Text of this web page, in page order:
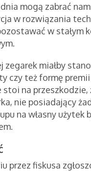
mogą zabrać
w rozwiązania
w
miałby
czy też formę
na
nie posiadający
na własny użytek
przez fiskusa